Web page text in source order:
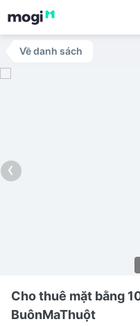
Về danh sách
‹
Cho thuê mặt bằng
BuônMaThuột